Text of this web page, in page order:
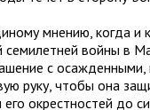
мнению, когда и
войны в
с
руку, чтобы она
окрестностей